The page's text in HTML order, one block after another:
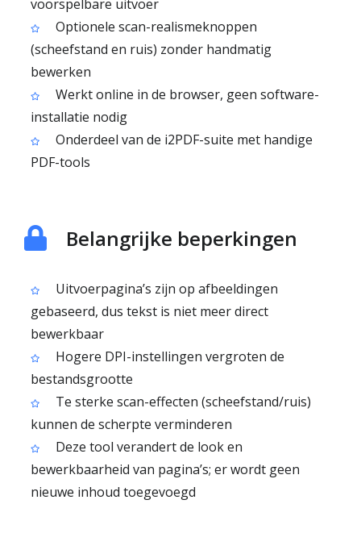
voorspelbare uitvoer
Optionele scan-realismeknoppen
(scheefstand en ruis) zonder handmatig
bewerken
Werkt online in de browser, geen software-
installatie nodig
Onderdeel van de i2PDF-suite met handige
PDF-tools
Belangrijke beperkingen
Uitvoerpagina’s zijn op afbeeldingen
gebaseerd, dus tekst is niet meer direct
bewerkbaar
Hogere DPI-instellingen vergroten de
bestandsgrootte
Te sterke scan-effecten (scheefstand/ruis)
kunnen de scherpte verminderen
Deze tool verandert de look en
bewerkbaarheid van pagina’s; er wordt geen
nieuwe inhoud toegevoegd